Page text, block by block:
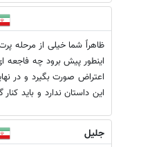
ظاهراً شما خیلی از مرحله
اینطور پیش برود چه
اعتراض صورت بگیرد و در
این داستان ندارد و باید
جلیل